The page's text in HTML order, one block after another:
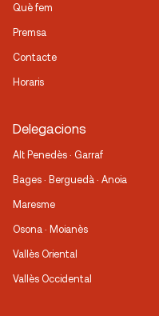
Què fem
Premsa
Contacte
Horaris
Delegacions
Alt Penedès · Garraf
Bages · Berguedà · Anoia
Maresme
Osona · Moianès
Vallès Oriental
Vallès Occidental